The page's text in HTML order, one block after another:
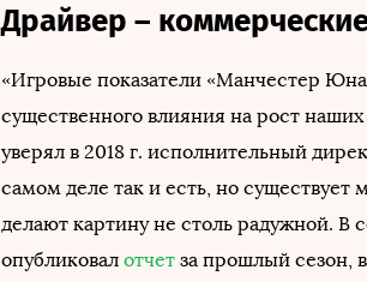
Драйвер –
«Игровые показатели «Манчестер
существенного влияния на рост
уверял в 2018 г. исполнительный
самом деле так и есть, но
делают картину не столь радужной. В
опубликовал отчет за прошлый сезон,